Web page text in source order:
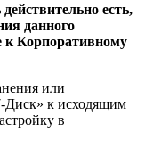
есть,
данного
к Корпоративному
или
Диск» к исходящим
в